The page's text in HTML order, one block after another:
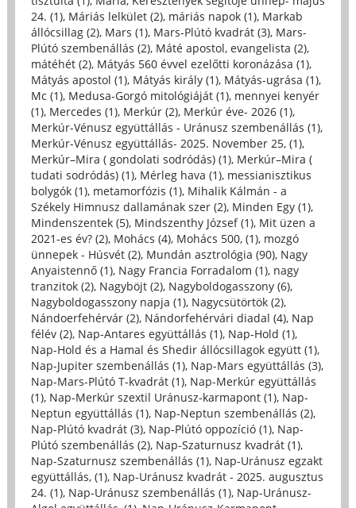
24. (1), Máriás lelkület (2), máriás napok (1), Markab
állócsillag (2), Mars (1), Mars-Plútó kvadrát (3), Mars-
Plútó szembenállás (2), Máté apostol, evangelista (2),
mátéhét (2), Mátyás 560 évvel ezelőtti koronázása (1),
Mátyás apostol (1), Mátyás király (1), Mátyás-ugrása (1),
Mc (1), Medusa-Gorgó mitológiáját (1), mennyei kenyér
(1), Mercedes (1), Merkúr (2), Merkúr éve- 2026 (1),
Merkúr-Vénusz együttállás - Uránusz szembenállás (1),
Merkúr-Vénusz együttállás- 2025. November 25, (1),
Merkúr–Mira ( gondolati sodródás) (1), Merkúr–Mira (
tudati sodródás) (1), Mérleg hava (1), messianisztikus
bolygók (1), metamorfózis (1), Mihalik Kálmán - a
Székely Himnusz dallamának szer (2), Minden Egy (1),
Mindenszentek (5), Mindszenthy József (1), Mit üzen a
2021-es év? (2), Mohács (4), Mohács 500, (1), mozgó
ünnepek - Húsvét (2), Mundán asztrológia (90), Nagy
Anyaistennő (1), Nagy Francia Forradalom (1), nagy
tranzitok (2), Nagyböjt (2), Nagyboldogasszony (6),
Nagyboldogasszony napja (1), Nagycsütörtök (2),
Nándoerfehérvár (2), Nándorfehérvári diadal (4), Nap
félév (2), Nap-Antares együttállás (1), Nap-Hold (1),
Nap-Hold és a Hamal és Shedir állócsillagok együtt (1),
Nap-Jupiter szembenállás (1), Nap-Mars együttállás (3),
Nap-Mars-Plútó T-kvadrát (1), Nap-Merkúr együttállás
(1), Nap-Merkúr szextil Uránusz-karmapont (1), Nap-
Neptun együttállás (1), Nap-Neptun szembenállás (2),
Nap-Plútó kvadrát (3), Nap-Plútó oppozíció (1), Nap-
Plútó szembenállás (2), Nap-Szaturnusz kvadrát (1),
Nap-Szaturnusz szembenállás (1), Nap-Uránusz egzakt
együttállás, (1), Nap-Uránusz kvadrát - 2025. augusztus
24. (1), Nap-Uránusz szembenállás (1), Nap-Uránusz-